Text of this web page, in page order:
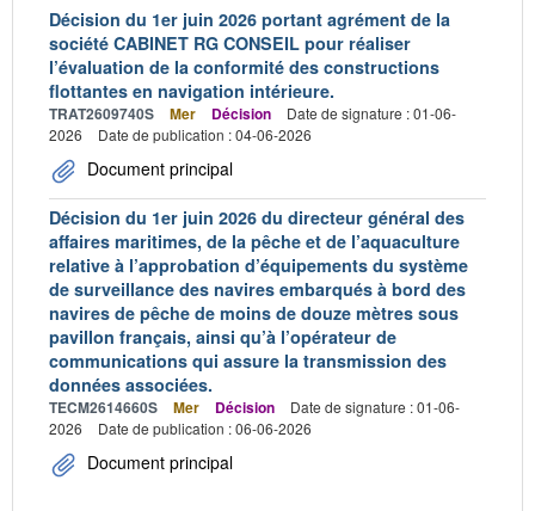
Décision du 1er juin 2026 portant agrément de la
société CABINET RG CONSEIL pour réaliser
l’évaluation de la conformité des constructions
flottantes en navigation intérieure.
TRAT2609740S Mer Décision
Date de signature : 01-06-
2026
Date de publication : 04-06-2026
Document principal
Décision du 1er juin 2026 du directeur général des
affaires maritimes, de la pêche et de l’aquaculture
relative à l’approbation d’équipements du système
de surveillance des navires embarqués à bord des
navires de pêche de moins de douze mètres sous
pavillon français, ainsi qu’à l’opérateur de
communications qui assure la transmission des
données associées.
TECM2614660S Mer Décision
Date de signature : 01-06-
2026
Date de publication : 06-06-2026
Document principal